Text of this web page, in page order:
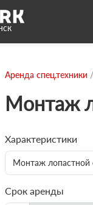
Аренда спец.техники
Монтаж
Характеристики
Монтаж лопастной
Срок аренды